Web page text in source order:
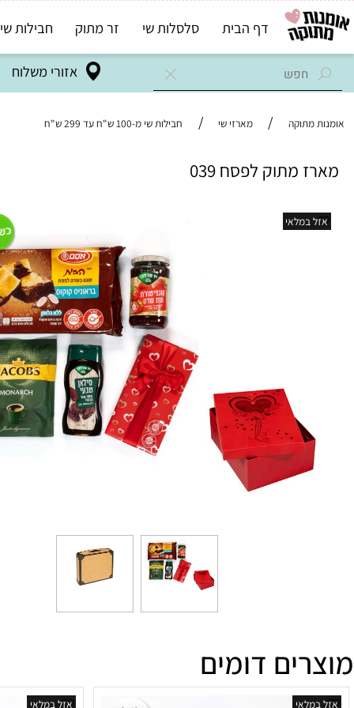
אזורי משלוח
דף הבית סלסלות שי זר מתוק חבילות שי בד"ץ
/ מארזי שי / חבילות שי מ-100 ש"ח עד 299 ש"ח
מתוק לפסח 039
דומים